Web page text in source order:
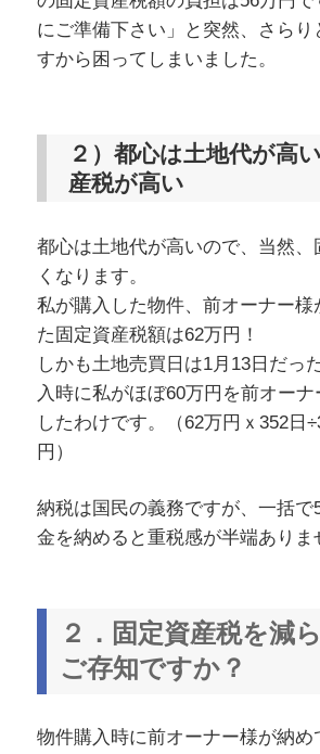
にご準備下さい」と突然、さらり
すから困ってしまいました。
２）都心は土地代が高
産税が高い
都心は土地代が高いので、当然、
くなります。
私が購入した物件、前オーナー様
た固定資産税額は62万円！
しかも土地売買日は1月13日だっ
入時に私がほぼ60万円を前オー
したわけです。（62万円ｘ352日
円）
納税は国民の義務ですが、一括で
金を納めると重税感が半端ありま
２．固定資産税を減
ご存知ですか？
物件購入時に前オーナー様が納め